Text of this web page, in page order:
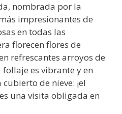
nombrada por la
impresionantes de
en todas las
florecen flores de
refrescantes arroyos de
es vibrante y en
de nieve: ¡el
una visita obligada en